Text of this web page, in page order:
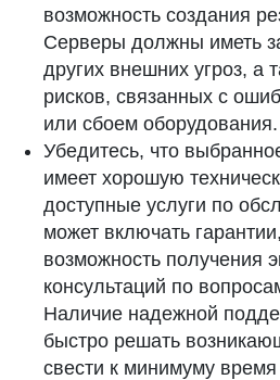
возможность создания
Серверы должны иметь
других внешних угроз, а
рисков, связанных с
или сбоем оборудования.
Убедитесь, что
имеет хорошую
доступные услуги по
может включать
возможность получения
консультаций по
Наличие надежной
быстро решать
свести к минимуму время